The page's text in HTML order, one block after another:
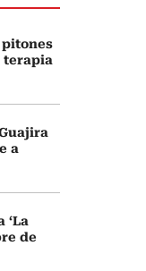
pitones
terapia
a
‘La
de